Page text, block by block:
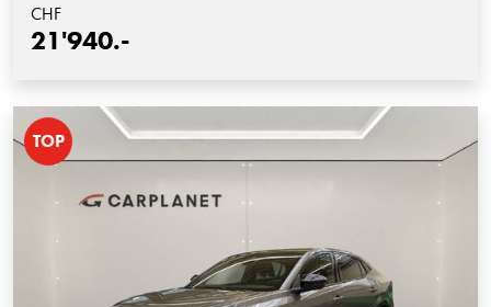
CHF
21'940.-
TOP